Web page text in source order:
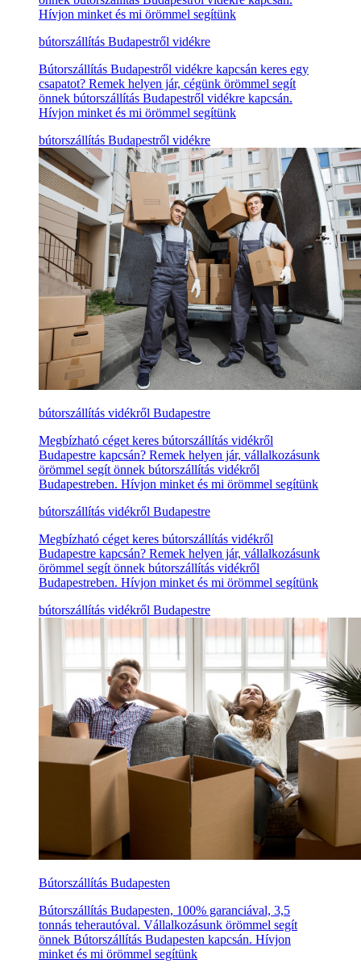
Hívjon minket és mi örömmel segítünk
bútorszállítás Budapestről vidékre
Bútorszállítás Budapestről vidékre kapcsán keres egy
csapatot? Remek helyen jár, cégünk örömmel segít
önnek bútorszállítás Budapestről vidékre kapcsán.
Hívjon minket és mi örömmel segítünk
bútorszállítás Budapestről vidékre
bútorszállítás vidékről Budapestre
Megbízható céget keres bútorszállítás vidékről
Budapestre kapcsán? Remek helyen jár, vállalkozásunk
örömmel segít önnek bútorszállítás vidékről
Budapestreben. Hívjon minket és mi örömmel segítünk
bútorszállítás vidékről Budapestre
Megbízható céget keres bútorszállítás vidékről
Budapestre kapcsán? Remek helyen jár, vállalkozásunk
örömmel segít önnek bútorszállítás vidékről
Budapestreben. Hívjon minket és mi örömmel segítünk
bútorszállítás vidékről Budapestre
Bútorszállítás Budapesten
Bútorszállítás Budapesten, 100% garanciával, 3,5
tonnás teherautóval. Vállalkozásunk örömmel segít
önnek Bútorszállítás Budapesten kapcsán. Hívjon
minket és mi örömmel segítünk